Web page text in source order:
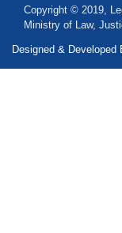
Copyright © 2019,
Ministry of Law,
Designed & Developed